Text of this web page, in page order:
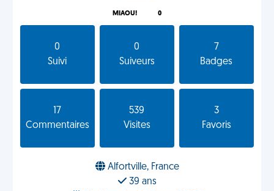
MIAOU! 0
0
Suivi
0
Suiveurs
7
Badges
17
Commentaires
539
Visites
3
Favoris
Alfortville, France
39 ans